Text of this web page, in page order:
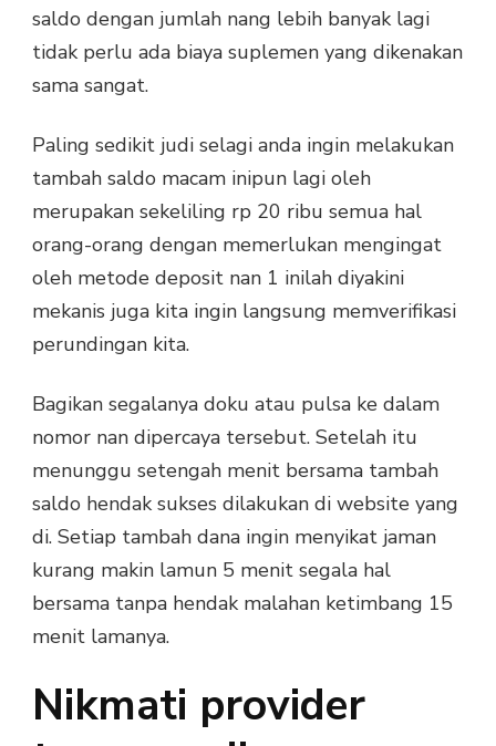
saldo dengan jumlah nang lebih banyak lagi
tidak perlu ada biaya suplemen yang dikenakan
sama sangat.
Paling sedikit judi selagi anda ingin melakukan
tambah saldo macam inipun lagi oleh
merupakan sekeliling rp 20 ribu semua hal
orang-orang dengan memerlukan mengingat
oleh metode deposit nan 1 inilah diyakini
mekanis juga kita ingin langsung memverifikasi
perundingan kita.
Bagikan segalanya doku atau pulsa ke dalam
nomor nan dipercaya tersebut. Setelah itu
menunggu setengah menit bersama tambah
saldo hendak sukses dilakukan di website yang
di. Setiap tambah dana ingin menyikat jaman
kurang makin lamun 5 menit segala hal
bersama tanpa hendak malahan ketimbang 15
menit lamanya.
Nikmati provider